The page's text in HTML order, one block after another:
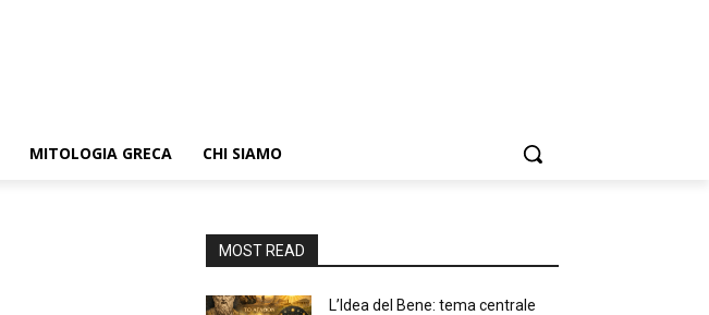
MITOLOGIA GRECA CHI SIAMO
MOST READ
L’Idea del Bene: tema centrale